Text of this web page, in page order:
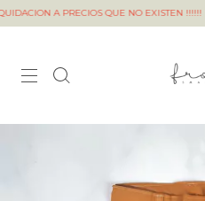
A PRECIOS QUE NO EXISTEN !!!!!!